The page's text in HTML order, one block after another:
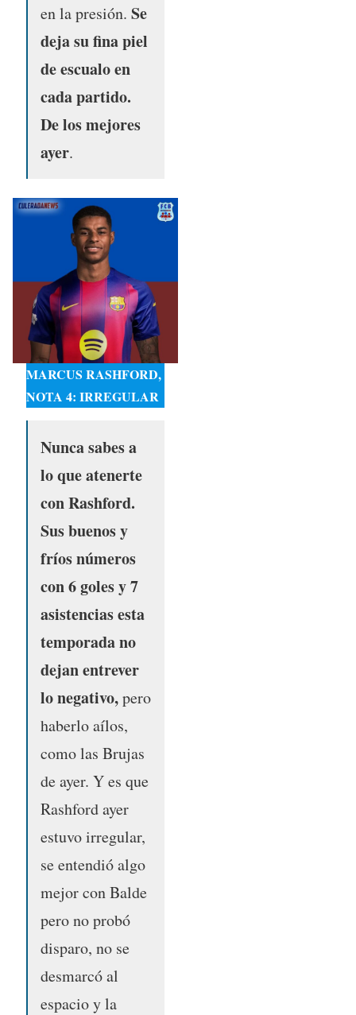
en la presión. Se
deja su fina piel
de escualo en
cada partido.
De los mejores
ayer.
MARCUS RASHFORD,
NOTA 4: IRREGULAR
Nunca sabes a
lo que atenerte
con Rashford.
Sus buenos y
fríos números
con 6 goles y 7
asistencias esta
temporada no
dejan entrever
lo negativo,pero
haberlo aílos,
como las Brujas
de ayer. Y es que
Rashford ayer
estuvo irregular,
se entendió algo
mejor con Balde
pero no probó
disparo, no se
desmarcó al
espacio y la